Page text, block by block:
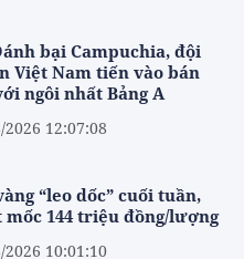
Việt Nam tiến vào bán
ngôi nhất Bảng A
2026 12:07:08
“leo dốc” cuối tuần,
144 triệu đồng/lượng
2026 10:01:10